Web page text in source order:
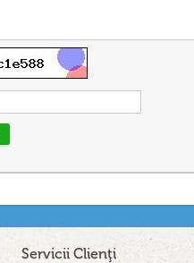
Servicii Clienţi